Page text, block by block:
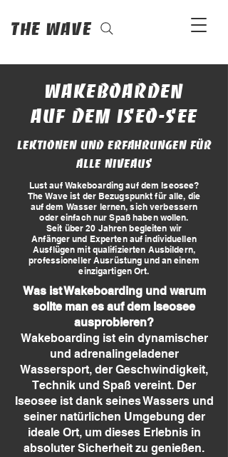
The Wave
Wakeboarden
auf dem Iseo-See
Lektionen und Erfahrungen für
alle Niveaus
Lust auf Wakeboarding auf dem Iseosee?
The Wave ist der Bezugspunkt für alle, die
auf dem Wasser lernen, sich verbessern
oder einfach nur Spaß haben wollen.
Seit über 20 Jahren begleiten wir
Anfänger und Experten auf individuellen
Ausflügen mit qualifizierten Ausbildern,
professioneller Ausrüstung und an einem
einzigartigen Ort.
Was ist Wakeboarding und warum
sollte man es auf dem Iseosee
ausprobieren?
Wakeboarding ist ein dynamischer
und adrenalingeladener
Wassersport, der Geschwindigkeit,
Technik und Spaß vereint. Der
Iseosee ist dank seines Wassers und
seiner natürlichen Umgebung der
ideale Ort, um dieses Erlebnis in
absoluter Sicherheit zu genießen.